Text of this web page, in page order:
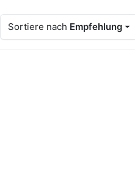
Sortiere nach Empfehlung